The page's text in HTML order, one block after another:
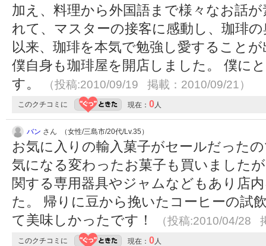
加え、料理から外国語まで様々なお話
れて、マスターの接客に感動し、珈琲
以来、珈琲を本気で勉強し愛すること
僕自身も珈琲屋を開店しました。 僕に
す。
（投稿:2010/09/19 掲載：2010/09/21）
このクチコミに 現在： 0人
バン さん （女性/三島市/20代/Lv.35）
お気に入りの輸入菓子がセールだった
気になる変わったお菓子も買いました
関する専用器具やジャムなどもあり店
た。 帰りに豆から挽いたコーヒーの試
て美味しかったです！
（投稿:2010/04/28
このクチコミに 現在： 0人